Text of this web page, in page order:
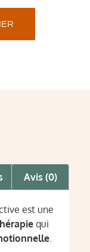
Avis (0)
est une
qui